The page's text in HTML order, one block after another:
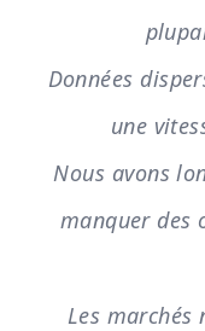
Données
une
Nous avons
manquer des
Les marchés